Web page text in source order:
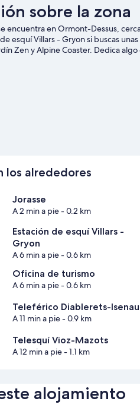
sobre la zona
encuentra en Ormont-Dessus,
esquí Villars - Gryon si buscas
Zen y Alpine Coaster. Dedica
clases de esquí, el esquí y el
los alrededores
Jorasse
A 2 min a pie- 0.2 km
Estación de esquí Villars -
Gryon
A 6 min a pie- 0.6 km
Oficina de turismo
A 6 min a pie- 0.6 km
Teleférico Diablerets-Isenau
A 11 min a pie- 0.9 km
Telesquí Vioz-Mazots
A 12 min a pie- 1.1 km
alojamiento